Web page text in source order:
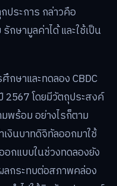
ระการ กล่าวคือ
กษามูลค่าได้ และใช้เป็น
กษาและทดลอง CBDC
2567 โดยมีวัตถุประสงค์
พร้อม อย่างไรก็ตาม
งินบาทดิจิทัลออกมาใช้
อกแบบในช่วงทดลองยัง
ลกระทบต่อสภาพคล่อง